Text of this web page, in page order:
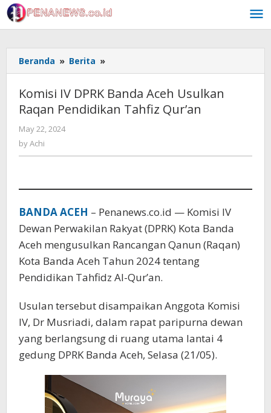
Skip
to
content
Beranda » Berita »
IV
Banda
Aceh
Komisi IV DPRK Banda Aceh Usulkan
Raqan Pendidikan Tahfiz Qur’an
May 22, 2024
byAchi
BANDA ACEH – Penanews.co.id — Komisi IV
Dewan Perwakilan Rakyat (DPRK) Kota Banda
Aceh mengusulkan Rancangan Qanun (Raqan)
Kota Banda Aceh Tahun 2024 tentang
Pendidikan Tahfidz Al-Qur’an.
Usulan tersebut disampaikan Anggota Komisi
IV, Dr Musriadi, dalam rapat paripurna dewan
yang berlangsung di ruang utama lantai 4
gedung DPRK Banda Aceh, Selasa (21/05).